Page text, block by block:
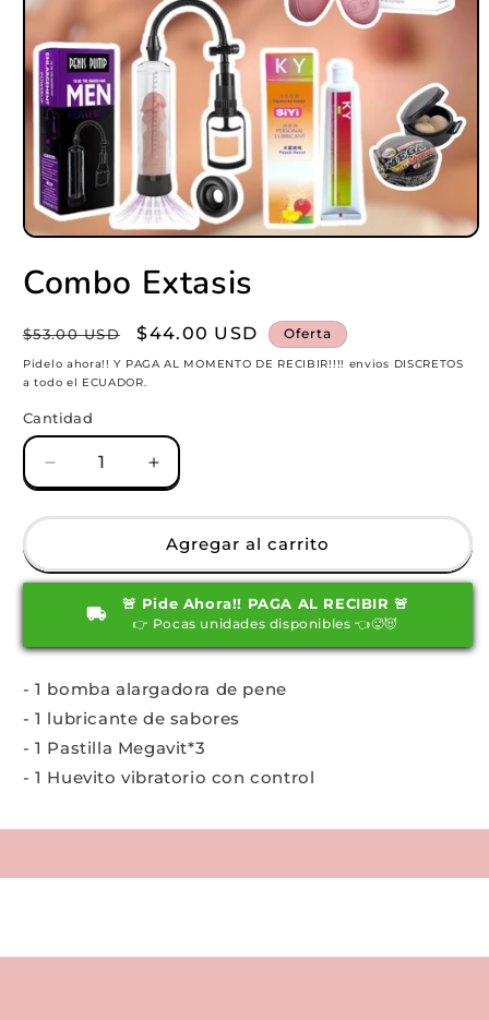
Abrir
multimedia
1
una
ventana
modal
Combo Extasis
Precio
habitual
$53.00 USD
Precio
de
oferta
$44.00 USD Oferta
Pidelo ahora!! Y PAGA AL MOMENTO DE RECIBIR!!!! envios DISCRETOS
a todo el ECUADOR.
Cantidad
Reducir
cantidad
para
Extasis
Aumentar
cantidad
para
Combo
Extasis
Agregar al carrito
🚨 Pide Ahora!! PAGA AL RECIBIR 🚨
👉 Pocas unidades disponibles 👈🥵😈
- 1 bomba alargadora de pene
- 1 lubricante de sabores
- 1 Pastilla Megavit*3
- 1 Huevito vibratorio con control